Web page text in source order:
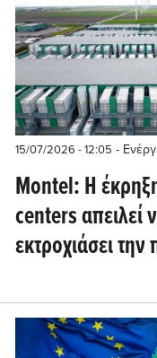
15/07/2026 - 12:05 -
Montel: Η
centers απειλεί
εκτροχιάσει την